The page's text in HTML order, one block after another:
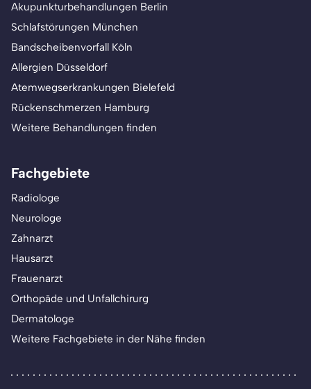
Akupunkturbehandlungen Berlin
Schlafstörungen München
Bandscheibenvorfall Köln
Allergien Düsseldorf
Atemwegserkrankungen Bielefeld
Rückenschmerzen Hamburg
Weitere Behandlungen finden
Fachgebiete
Radiologe
Neurologe
Zahnarzt
Hausarzt
Frauenarzt
Orthopäde und Unfallchirurg
Dermatologe
Weitere Fachgebiete in der Nähe finden